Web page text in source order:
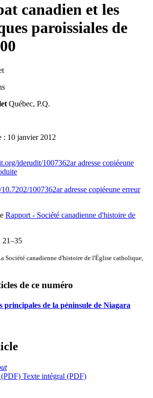
canadien et les
paroissiales de
Québec, P.Q.
: 10 janvier 2012
iderudit/1007362aradresse copiéeune
1007362aradresse copiéeune erreur
Rapport - Société canadienne d'histoire de
21–35
Société canadienne d'histoire de l'Église catholique,
de ce numéro
principales de la péninsule de Niagara
(PDF) Texte intégral (PDF)